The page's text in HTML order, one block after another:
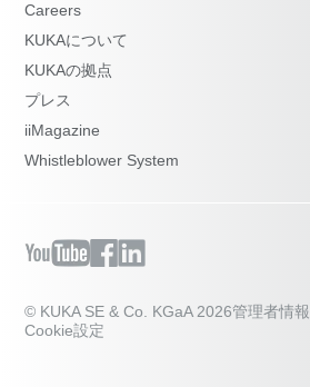
Careers
KUKAについて
KUKAの拠点
プレス
iiMagazine
Whistleblower System
© KUKA SE & Co. KGaA 2026管理者情報
Cookie設定